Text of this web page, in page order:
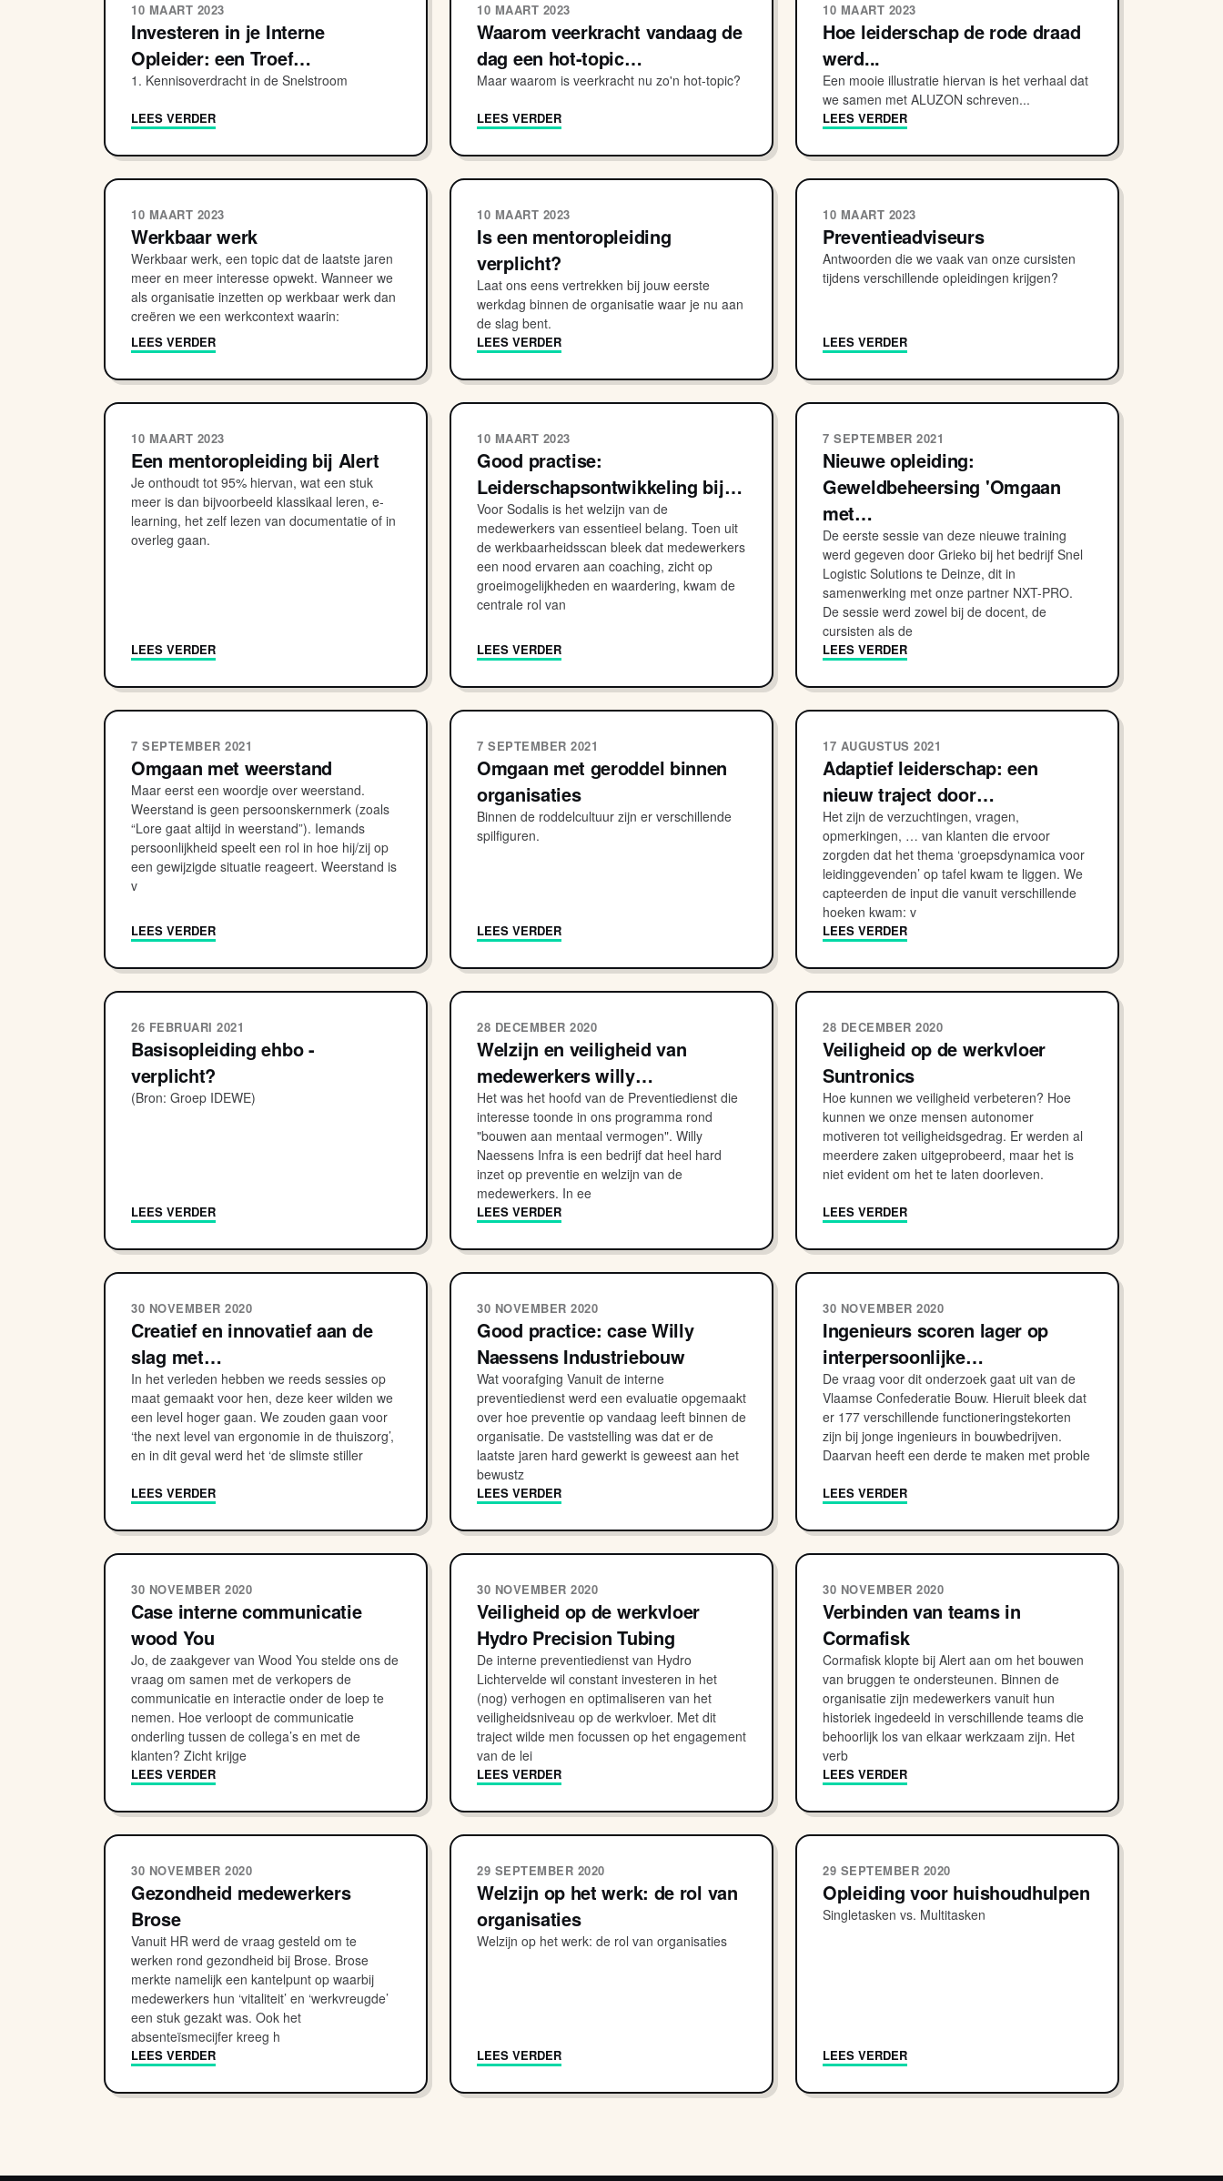
10 MAART 2023
Investeren in je Interne
Opleider: een Troef…
1. Kennisoverdracht in de Snelstroom
LEES VERDER
10 MAART 2023
Waarom veerkracht vandaag de
dag een hot-topic…
Maar waarom is veerkracht nu zo'n hot-topic?
LEES VERDER
10 MAART 2023
Hoe leiderschap de rode draad
werd...
Een mooie illustratie hiervan is het verhaal dat
we samen met ALUZON schreven...
LEES VERDER
10 MAART 2023
Werkbaar werk
Werkbaar werk, een topic dat de laatste jaren
meer en meer interesse opwekt. Wanneer we
als organisatie inzetten op werkbaar werk dan
creëren we een werkcontext waarin:
LEES VERDER
10 MAART 2023
Is een mentoropleiding
verplicht?
Laat ons eens vertrekken bij jouw eerste
werkdag binnen de organisatie waar je nu aan
de slag bent.
LEES VERDER
10 MAART 2023
Preventieadviseurs
Antwoorden die we vaak van onze cursisten
tijdens verschillende opleidingen krijgen?
LEES VERDER
10 MAART 2023
Een mentoropleiding bij Alert
Je onthoudt tot 95% hiervan, wat een stuk
meer is dan bijvoorbeeld klassikaal leren, e-
learning, het zelf lezen van documentatie of in
overleg gaan.
LEES VERDER
10 MAART 2023
Good practise:
Leiderschapsontwikkeling bij…
Voor Sodalis is het welzijn van de
medewerkers van essentieel belang. Toen uit
de werkbaarheidsscan bleek dat medewerkers
een nood ervaren aan coaching, zicht op
groeimogelijkheden en waardering, kwam de
centrale rol van
LEES VERDER
7 SEPTEMBER 2021
Nieuwe opleiding:
Geweldbeheersing 'Omgaan
met…
De eerste sessie van deze nieuwe training
werd gegeven door Grieko bij het bedrijf Snel
Logistic Solutions te Deinze, dit in
samenwerking met onze partner NXT-PRO.
De sessie werd zowel bij de docent, de
cursisten als de
LEES VERDER
7 SEPTEMBER 2021
Omgaan met weerstand
Maar eerst een woordje over weerstand.
Weerstand is geen persoonskernmerk (zoals
“Lore gaat altijd in weerstand”). Iemands
persoonlijkheid speelt een rol in hoe hij/zij op
een gewijzigde situatie reageert. Weerstand is
v
LEES VERDER
7 SEPTEMBER 2021
Omgaan met geroddel binnen
organisaties
Binnen de roddelcultuur zijn er verschillende
spilfiguren.
LEES VERDER
17 AUGUSTUS 2021
Adaptief leiderschap: een
nieuw traject door…
Het zijn de verzuchtingen, vragen,
opmerkingen, … van klanten die ervoor
zorgden dat het thema ‘groepsdynamica voor
leidinggevenden’ op tafel kwam te liggen. We
capteerden de input die vanuit verschillende
hoeken kwam: v
LEES VERDER
26 FEBRUARI 2021
Basisopleiding ehbo -
verplicht?
(Bron: Groep IDEWE)
LEES VERDER
28 DECEMBER 2020
Welzijn en veiligheid van
medewerkers willy…
Het was het hoofd van de Preventiedienst die
interesse toonde in ons programma rond
"bouwen aan mentaal vermogen". Willy
Naessens Infra is een bedrijf dat heel hard
inzet op preventie en welzijn van de
medewerkers. In ee
LEES VERDER
28 DECEMBER 2020
Veiligheid op de werkvloer
Suntronics
Hoe kunnen we veiligheid verbeteren? Hoe
kunnen we onze mensen autonomer
motiveren tot veiligheidsgedrag. Er werden al
meerdere zaken uitgeprobeerd, maar het is
niet evident om het te laten doorleven.
LEES VERDER
30 NOVEMBER 2020
Creatief en innovatief aan de
slag met…
In het verleden hebben we reeds sessies op
maat gemaakt voor hen, deze keer wilden we
een level hoger gaan. We zouden gaan voor
‘the next level van ergonomie in de thuiszorg’,
en in dit geval werd het ‘de slimste stiller
LEES VERDER
30 NOVEMBER 2020
Good practice: case Willy
Naessens Industriebouw
Wat voorafging Vanuit de interne
preventiedienst werd een evaluatie opgemaakt
over hoe preventie op vandaag leeft binnen de
organisatie. De vaststelling was dat er de
laatste jaren hard gewerkt is geweest aan het
bewustz
LEES VERDER
30 NOVEMBER 2020
Ingenieurs scoren lager op
interpersoonlijke…
De vraag voor dit onderzoek gaat uit van de
Vlaamse Confederatie Bouw. Hieruit bleek dat
er 177 verschillende functioneringstekorten
zijn bij jonge ingenieurs in bouwbedrijven.
Daarvan heeft een derde te maken met proble
LEES VERDER
30 NOVEMBER 2020
Case interne communicatie
wood You
Jo, de zaakgever van Wood You stelde ons de
vraag om samen met de verkopers de
communicatie en interactie onder de loep te
nemen. Hoe verloopt de communicatie
onderling tussen de collega’s en met de
klanten? Zicht krijge
LEES VERDER
30 NOVEMBER 2020
Veiligheid op de werkvloer
Hydro Precision Tubing
De interne preventiedienst van Hydro
Lichtervelde wil constant investeren in het
(nog) verhogen en optimaliseren van het
veiligheidsniveau op de werkvloer. Met dit
traject wilde men focussen op het engagement
van de lei
LEES VERDER
30 NOVEMBER 2020
Verbinden van teams in
Cormafisk
Cormafisk klopte bij Alert aan om het bouwen
van bruggen te ondersteunen. Binnen de
organisatie zijn medewerkers vanuit hun
historiek ingedeeld in verschillende teams die
behoorlijk los van elkaar werkzaam zijn. Het
verb
LEES VERDER
30 NOVEMBER 2020
Gezondheid medewerkers
Brose
Vanuit HR werd de vraag gesteld om te
werken rond gezondheid bij Brose. Brose
merkte namelijk een kantelpunt op waarbij
medewerkers hun ‘vitaliteit’ en ‘werkvreugde’
een stuk gezakt was. Ook het
absenteïsmecijfer kreeg h
LEES VERDER
29 SEPTEMBER 2020
Welzijn op het werk: de rol van
organisaties
Welzijn op het werk: de rol van organisaties
LEES VERDER
29 SEPTEMBER 2020
Opleiding voor huishoudhulpen
Singletasken vs. Multitasken
LEES VERDER